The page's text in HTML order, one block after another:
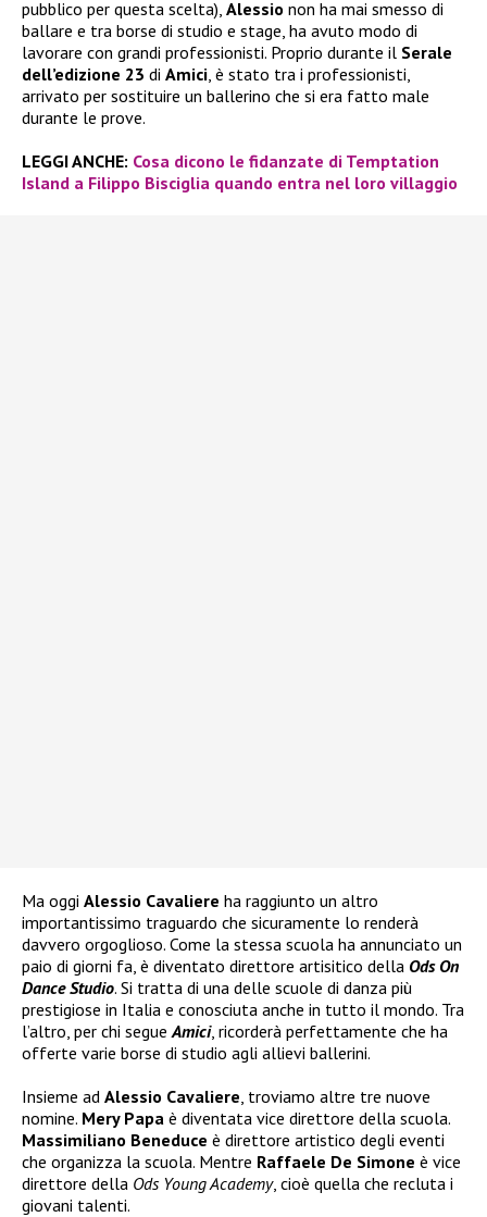
pubblico per questa scelta), Alessio non ha mai smesso di
ballare e tra borse di studio e stage, ha avuto modo di
lavorare con grandi professionisti. Proprio durante il Serale
dell’edizione 23 di Amici , è stato tra i professionisti,
arrivato per sostituire un ballerino che si era fatto male
durante le prove.
LEGGI ANCHE: Cosa dicono le fidanzate di Temptation
Island a Filippo Bisciglia quando entra nel loro villaggio
Ma oggi Alessio Cavaliere ha raggiunto un altro
importantissimo traguardo che sicuramente lo renderà
davvero orgoglioso. Come la stessa scuola ha annunciato un
paio di giorni fa, è diventato direttore artisitico della Ods On
Dance Studio. Si tratta di una delle scuole di danza più
prestigiose in Italia e conosciuta anche in tutto il mondo. Tra
l’altro, per chi segue Amici, ricorderà perfettamente che ha
offerte varie borse di studio agli allievi ballerini.
Insieme ad Alessio Cavaliere , troviamo altre tre nuove
nomine. Mery Papa è diventata vice direttore della scuola.
Massimiliano Beneduce è direttore artistico degli eventi
che organizza la scuola. Mentre Raffaele De Simone è vice
direttore della Ods Young Academy, cioè quella che recluta i
giovani talenti.